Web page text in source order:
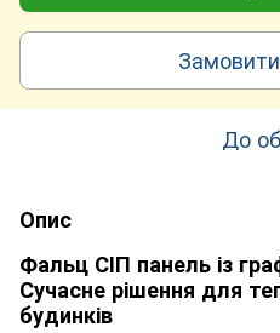
До
Опис
Фальц СІП панель із
Сучасне рішення для
будинків